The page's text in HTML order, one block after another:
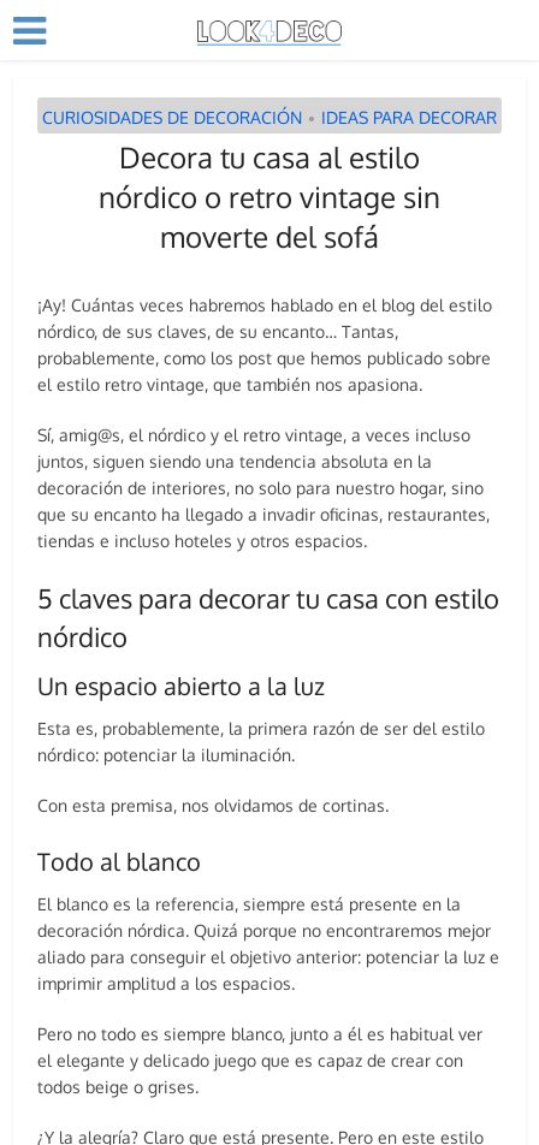
CURIOSIDADES DE DECORACIÓN • IDEAS PARA DECORAR
Decora tu casa al estilo
nórdico o retro vintage sin
moverte del sofá
¡Ay! Cuántas veces habremos hablado en el blog del estilo
nórdico, de sus claves, de su encanto… Tantas,
probablemente, como los post que hemos publicado sobre
el estilo retro vintage, que también nos apasiona.
Sí, amig@s, el nórdico y el retro vintage, a veces incluso
juntos, siguen siendo una tendencia absoluta en la
decoración de interiores, no solo para nuestro hogar, sino
que su encanto ha llegado a invadir oficinas, restaurantes,
tiendas e incluso hoteles y otros espacios.
5 claves para decorar tu casa con estilo
nórdico
Un espacio abierto a la luz
Esta es, probablemente, la primera razón de ser del estilo
nórdico: potenciar la iluminación.
Con esta premisa, nos olvidamos de cortinas.
Todo al blanco
El blanco es la referencia, siempre está presente en la
decoración nórdica. Quizá porque no encontraremos mejor
aliado para conseguir el objetivo anterior: potenciar la luz e
imprimir amplitud a los espacios.
Pero no todo es siempre blanco, junto a él es habitual ver
el elegante y delicado juego que es capaz de crear con
todos beige o grises.
¿Y la alegría? Claro que está presente. Pero en este estilo